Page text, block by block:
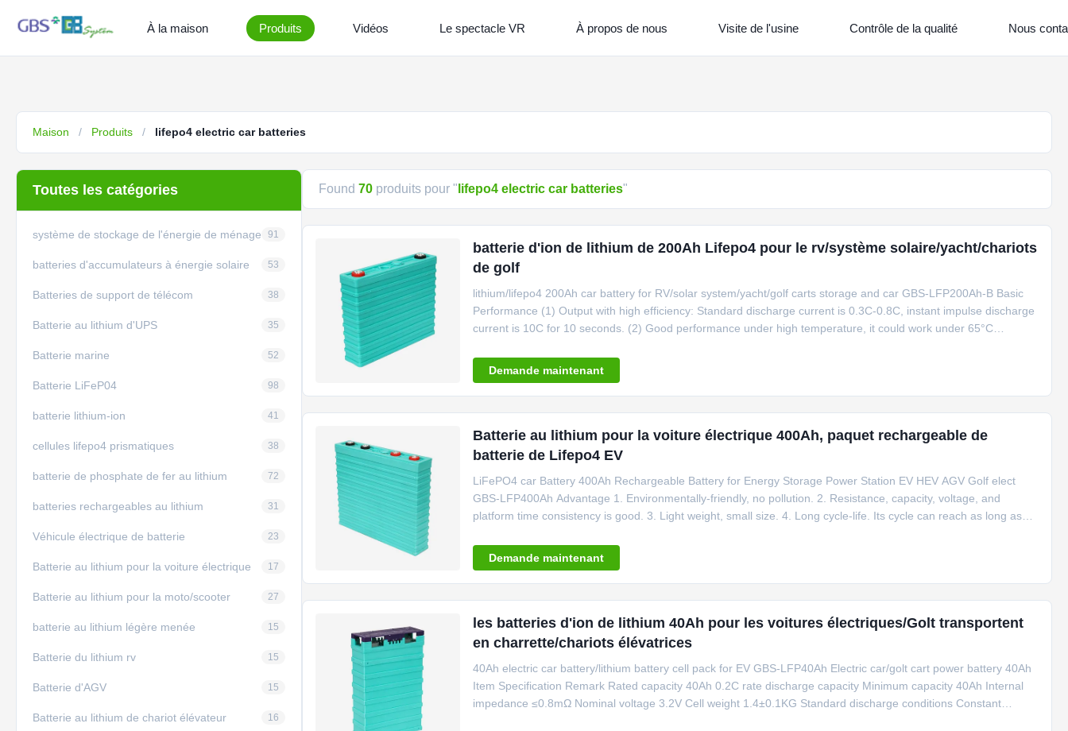
À la maison Produits Vidéos Le spectacle VR À propos de nous Visite de l'usine Contrôle de la qualité Nous
Maison / Produits / lifepo4 electric car batteries
Toutes les catégories
système de stockage de l'énergie de ménage 91
batteries d'accumulateurs à énergie solaire 53
Batteries de support de télécom 38
Batterie au lithium d'UPS 35
Batterie marine 52
Batterie LiFeP04 98
batterie lithium-ion 41
cellules lifepo4 prismatiques 38
batterie de phosphate de fer au lithium 72
batteries rechargeables au lithium 31
Véhicule électrique de batterie 23
Batterie au lithium pour la voiture électrique 17
Batterie au lithium pour la moto/scooter 27
batterie au lithium légère menée 15
Batterie du lithium rv 15
Batterie d'AGV 15
Batterie au lithium de chariot élévateur 16
Found 70 produits pour " lifepo4 electric car batteries"
batterie d'ion de lithium de 200Ah Lifepo4 pour le rv/système solaire/yacht/chariots
de golf
lithium/lifepo4 200Ah car battery for RV/solar system/yacht/golf carts storage and car GBS-LFP200Ah-B Basic
Performance (1) Output with high efficiency: Standard discharge current is 0.3C-0.8C, instant impulse discharge
current is 10C for 10 seconds. (2) Good performance under high temperature, it could work under 65°C
capacity decreases to over 78% under 0°C and discharge
Demande maintenant
Batterie au lithium pour la voiture électrique 400Ah, paquet rechargeable de
batterie de Lifepo4 EV
LiFePO4 car Battery 400Ah Rechargeable Battery for Energy Storage Power Station EV HEV AGV Golf elect
GBS-LFP400Ah Advantage 1. Environmentally-friendly, no pollution. 2. Resistance, capacity, voltage, and
platform time consistency is good. 3. Light weight, small size. 4. Long cycle-life. Its cycle can reach as long as
CE, ROHS, and SGS approval. 7. Customized
Demande maintenant
les batteries d'ion de lithium 40Ah pour les voitures électriques/Golt transportent
en charrette/chariots élévatrices
40Ah electric car battery/lithium battery cell pack for EV GBS-LFP40Ah Electric car/golt cart power battery 40Ah
Item Specification Remark Rated capacity 40Ah 0.2C rate discharge capacity Minimum capacity 40Ah Internal
impedance ≤0.8mΩ Nominal voltage 3.2V Cell weight 1.4±0.1KG Standard discharge conditions Constant